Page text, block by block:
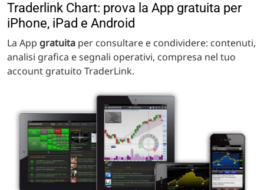
Traderlink Chart: prova la App gratuita per
iPhone, iPad e Android
La App gratuita per consultare e condividere: contenuti,
analisi grafica e segnali operativi, compresa nel tuo
account gratuito TraderLink.